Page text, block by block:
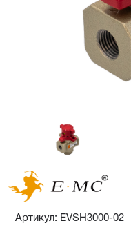
Артикул: EVSH3000-02